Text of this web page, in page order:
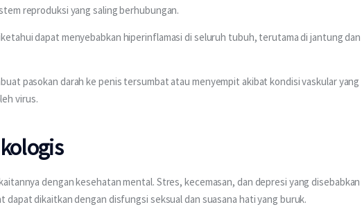
reproduksi yang saling berhubungan.
dapat menyebabkan hiperinflamasi di seluruh tubuh, terutama di jantung dan
pasokan darah ke penis tersumbat atau menyempit akibat kondisi vaskular yang
virus.
dengan kesehatan mental. Stres, kecemasan, dan depresi yang disebabkan
dapat dikaitkan dengan disfungsi seksual dan suasana hati yang buruk.